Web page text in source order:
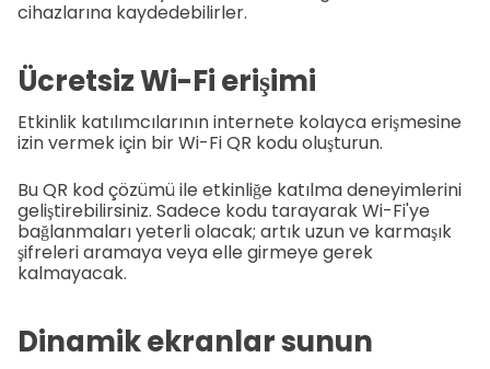
cihazlarına kaydedebilirler.
Ücretsiz Wi-Fi erişimi
Etkinlik katılımcılarının internete kolayca erişmesine
izin vermek için bir Wi-Fi QR kodu oluşturun.
Bu QR kod çözümü ile etkinliğe katılma deneyimlerini
geliştirebilirsiniz. Sadece kodu tarayarak Wi-Fi'ye
bağlanmaları yeterli olacak; artık uzun ve karmaşık
şifreleri aramaya veya elle girmeye gerek
kalmayacak.
Dinamik ekranlar sunun